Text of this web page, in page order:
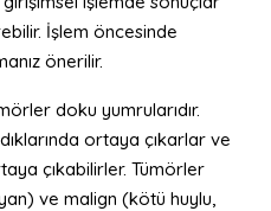
İşlem öncesinde
önerilir.
doku yumrularıdır.
ortaya çıkarlar ve
çıkabilirler. Tümörler
ve malign (kötü huylu,